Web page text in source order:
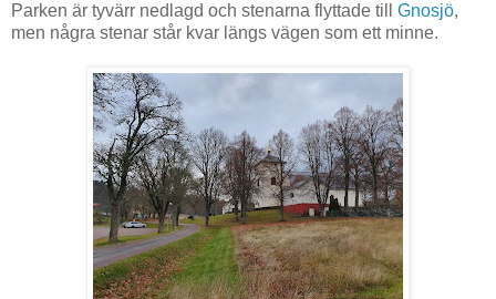
Parken är tyvärr nedlagd och stenarna flyttade till Gnosjö,
men några stenar står kvar längs vägen som ett minne.